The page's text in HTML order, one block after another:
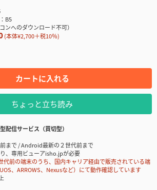
B5
ンへのダウンロード不可）
(本体¥2,700＋税10％)
カートに入れる
ちょっと立ち読み
配信サービス（買切型）
まで / Android最新の２世代前まで
、専用ビューアisho.jpが必要
前の端末のうち、国内キャリア経由で販売されている端
、ARROWS、Nexusなど）にて動作確認しています